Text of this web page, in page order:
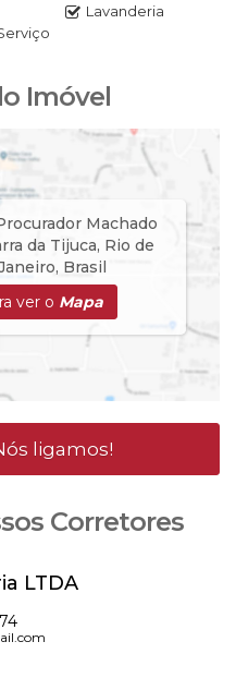
Lavanderia
Imóvel
Machado
da Tijuca, Rio de
, Brasil
ver o Mapa
ligamos!
Corretores
LTDA